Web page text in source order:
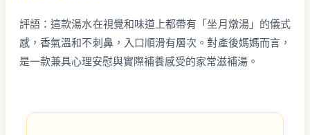
評語：這款湯水在視覺和味道上都帶有「坐月燉湯」的儀式
感，香氣溫和不刺鼻，入口順滑有層次。對產後媽媽而言，
是一款兼具心理安慰與實際補養感受的家常滋補湯。